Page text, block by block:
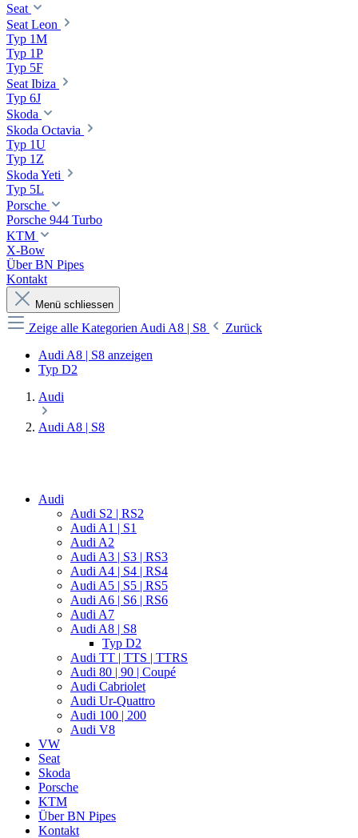
Seat
Seat Leon
Typ 1M
Typ 1P
Typ 5F
Seat Ibiza
Typ 6J
Skoda
Skoda Octavia
Typ 1U
Typ 1Z
Skoda Yeti
Typ 5L
Porsche
Porsche 944 Turbo
KTM
X-Bow
Über BN Pipes
Kontakt
Menü schliessen
Zeige alle Kategorien Audi A8 | S8
Zurück
Audi A8 | S8 anzeigen
Typ D2
Audi
Audi A8 | S8
Audi
Audi S2 | RS2
Audi A1 | S1
Audi A2
Audi A3 | S3 | RS3
Audi A4 | S4 | RS4
Audi A5 | S5 | RS5
Audi A6 | S6 | RS6
Audi A7
Audi A8 | S8
Typ D2
Audi TT | TTS | TTRS
Audi 80 | 90 | Coupé
Audi Cabriolet
Audi Ur-Quattro
Audi 100 | 200
Audi V8
VW
Seat
Skoda
Porsche
KTM
Über BN Pipes
Kontakt